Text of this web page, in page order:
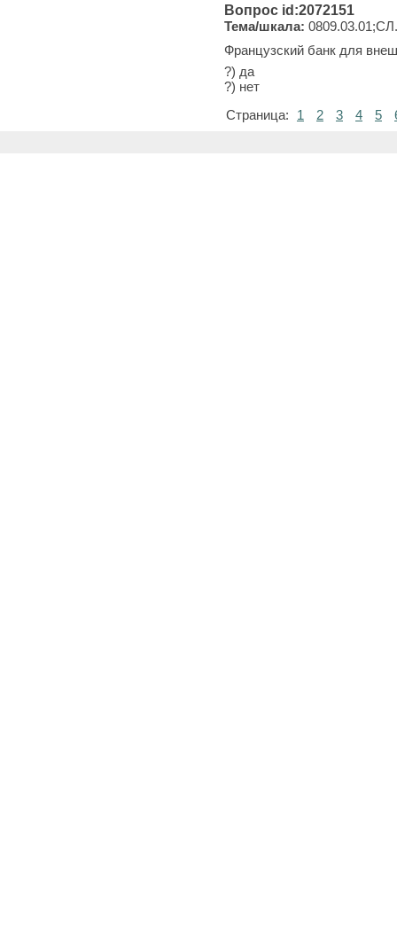
Вопрос id:2072151
Тема/шкала:
Французский банк для
?) да
?) нет
Страница:
1 2 3 4 5